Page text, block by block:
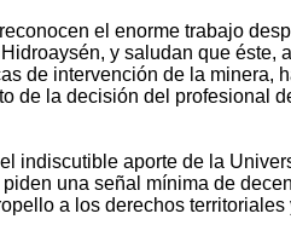
el enorme trabajo
y saludan que
de intervención de la
de la decisión del profesional
indiscutible aporte de la
una señal mínima de
a los derechos